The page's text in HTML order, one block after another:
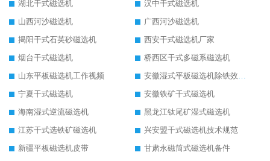
湖北干式磁选机
汉中干式磁选机
山西河沙磁选机
广西河沙磁选机
揭阳干式石英砂磁选机
西安干式磁选机厂家
烟台干式磁选机
桥西区干式多磁系磁选机
山东平板磁选机工作视频
安徽湿式平板磁选机除铁效果怎么样
宁夏干式磁选机
安徽铁矿干式磁选机
海南湿式逆流磁选机
黑龙江钛尾矿湿式磁选机
江苏干式选铁矿磁选机
兴安盟干式磁选机技术规范
新疆平板磁选机皮带
甘肃永磁筒式磁选机备件